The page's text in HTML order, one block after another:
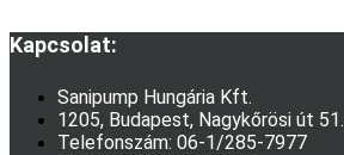
Kapcsolat:
Sanipump Hungária Kft.
1205, Budapest, Nagykőrösi út 51.
Telefonszám: 06-1/285-7977